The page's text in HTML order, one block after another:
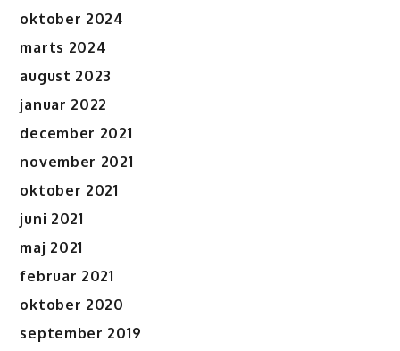
oktober 2024
marts 2024
august 2023
januar 2022
december 2021
november 2021
oktober 2021
juni 2021
maj 2021
februar 2021
oktober 2020
september 2019